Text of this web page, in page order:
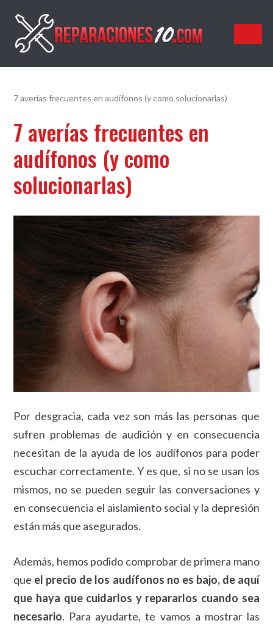
Reparaciones10.com
7 averías frecuentes en audífonos (y como solucionarlas)
7 averías frecuentes en
audífonos (y como
solucionarlas)
Por desgracia, cada vez son más las personas que
sufren problemas de audición y en consecuencia
necesitan de la ayuda de los audífonos para poder
escuchar correctamente. Y es que, si no se usan los
mismos, no se pueden seguir las conversaciones y
en consecuencia el aislamiento social y la depresión
están más que asegurados.
Además, hemos podido comprobar de primera mano
que el precio de los audífonos no es bajo, de aquí
que haya que cuidarlos y repararlos cuando sea
necesario. Para ayudarte, te vamos a mostrar las